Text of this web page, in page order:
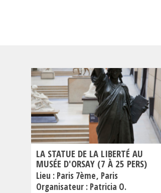
LA STATUE DE LA LIBERTÉ AU
MUSÉE D'ORSAY (7 À 25 PERS)
Lieu : Paris 7ème Paris
Organisateur : Patricia O.